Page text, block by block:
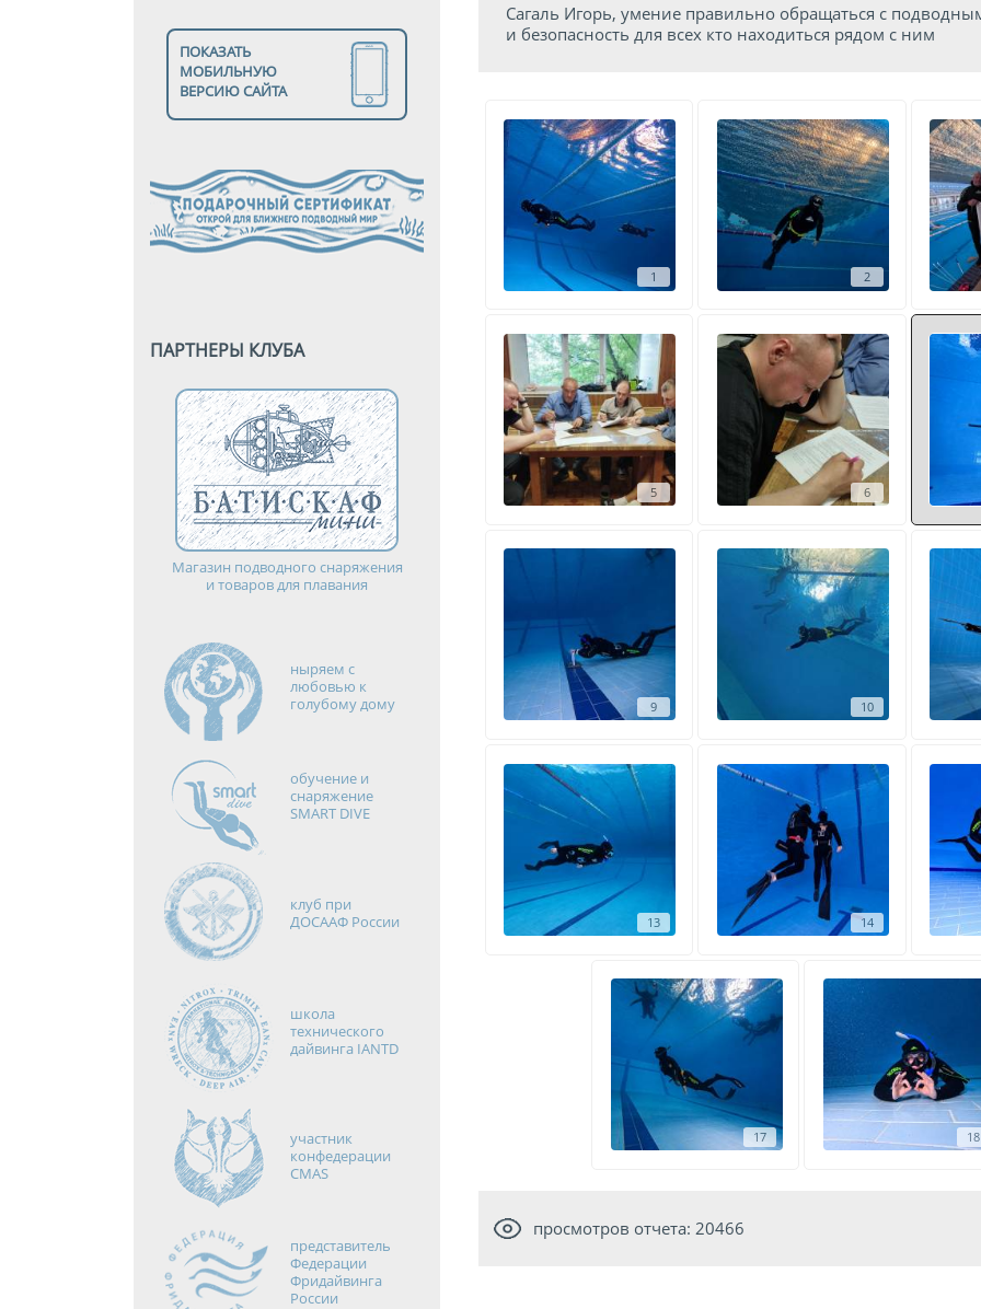
ПОКАЗАТЬ
МОБИЛЬНУЮ
ВЕРСИЮ САЙТА
ПАРТНЕРЫ КЛУБА
Магазин подводного снаряжения
и товаров для плавания
ныряем с
любовью к
голубому дому
обучение и
снаряжение
SMART DIVE
клуб при
ДОСААФ России
школа
технического
дайвинга IANTD
участник
конфедерации
CMAS
представитель
Федерации
Фридайвинга
России
Сагаль Игорь, умение правильно обращаться с
и безопасность для всех кто находиться рядом с ним
1 2
5 6
9 10
13 14
17 18
просмотров отчета: 20466